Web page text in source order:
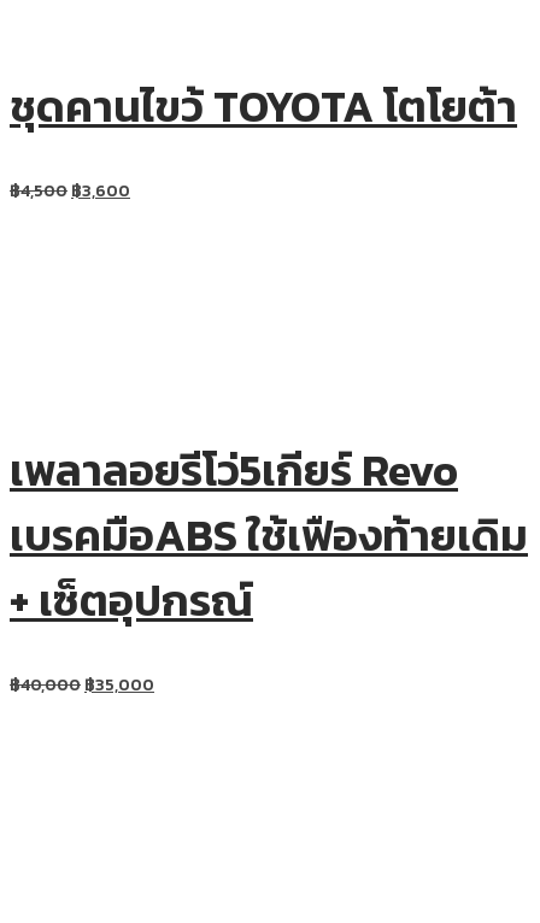
ชุดคานไขว้ TOYOTA โตโยต้า
฿4,500฿3,600
เพลาลอยรีโว่5เกียร์ Revo
เบรคมือABS ใช้เฟืองท้ายเดิม
+ เซ็ตอุปกรณ์
฿40,000฿35,000